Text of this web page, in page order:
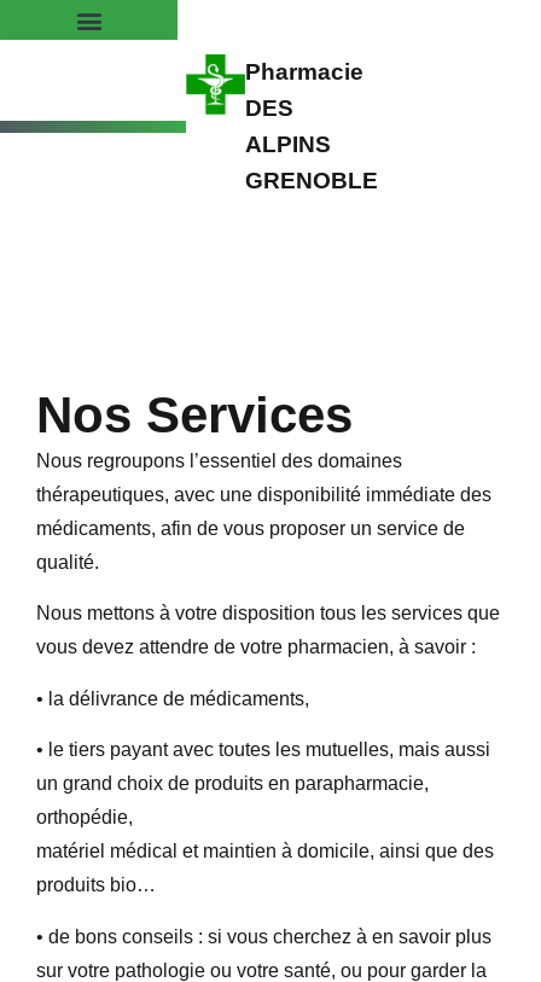
Pharmacie
DES
ALPINS
GRENOBLE
Nos Services
Nous regroupons l’essentiel des domaines
thérapeutiques, avec une disponibilité immédiate des
médicaments, afin de vous proposer un service de
qualité.
Nous mettons à votre disposition tous les services que
vous devez attendre de votre pharmacien, à savoir :
• la délivrance de médicaments,
• le tiers payant avec toutes les mutuelles, mais aussi
un grand choix de produits en parapharmacie,
orthopédie,
matériel médical et maintien à domicile, ainsi que des
produits bio…
• de bons conseils : si vous cherchez à en savoir plus
sur votre pathologie ou votre santé, ou pour garder la